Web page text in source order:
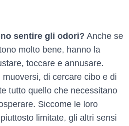
sentire gli odori? Anche se
molto bene, hanno la
toccare e annusare.
di cercare cibo e di
tutto quello che necessitano
Siccome le loro
limitate, gli altri sensi